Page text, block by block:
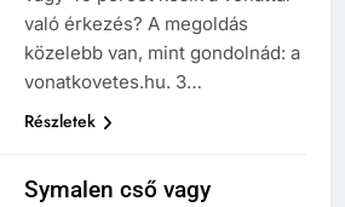
való érkezés? A megoldás
közelebb van, mint gondolnád: a
vonatkovetes.hu. 3…
Részletek
Symalen cső vagy